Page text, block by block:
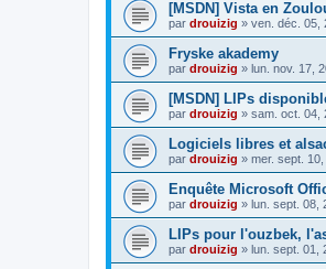
[MSDN] Vista en
par drouizig » ven. déc. 05,
Fryske akademy
par drouizig » lun. nov. 17,
[MSDN] LIPs
par drouizig » sam. oct. 04,
Logiciels libres et
par drouizig » mer. sept.
Enquête Microsoft
par drouizig » lun. sept. 08,
LIPs pour l'ouzbek,
par drouizig » lun. sept. 01,